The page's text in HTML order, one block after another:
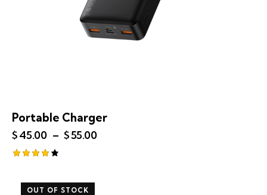
Portable Charger
$45.00 – $55.00
sur 5
OUT OF STOCK